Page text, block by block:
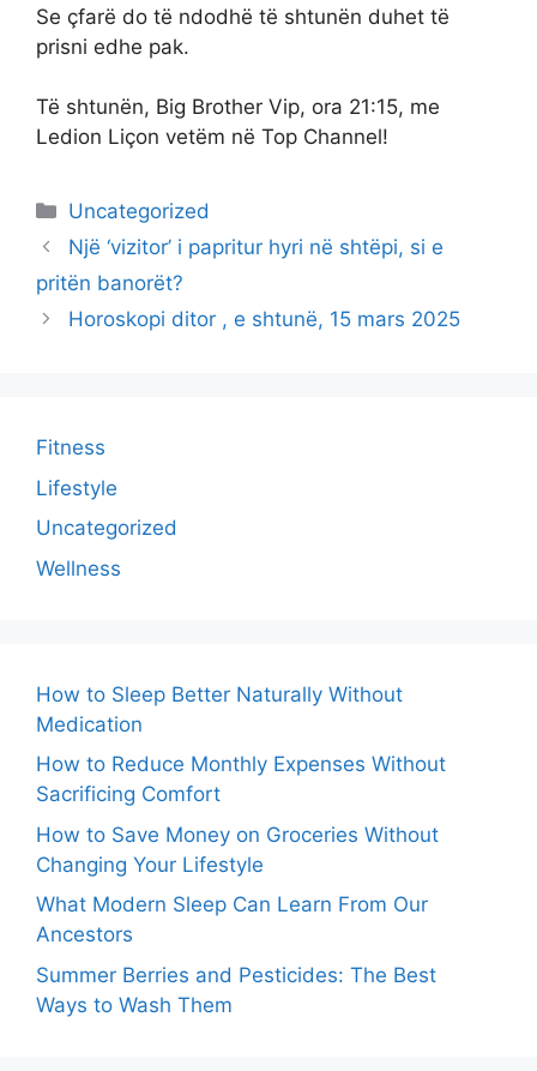
Se çfarë do të ndodhë të shtunën duhet të
prisni edhe pak.
Të shtunën, Big Brother Vip, ora 21:15, me
Ledion Liçon vetëm në Top Channel!
Categories
Uncategorized
Një ‘vizitor’ i papritur hyri në shtëpi, si e
pritën banorët?
Horoskopi ditor , e shtunë, 15 mars 2025
Fitness
Lifestyle
Uncategorized
Wellness
How to Sleep Better Naturally Without
Medication
How to Reduce Monthly Expenses Without
Sacrificing Comfort
How to Save Money on Groceries Without
Changing Your Lifestyle
What Modern Sleep Can Learn From Our
Ancestors
Summer Berries and Pesticides: The Best
Ways to Wash Them